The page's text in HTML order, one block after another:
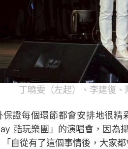
丁曉雯（左起）、李建復、
保證每個環節都會安排地很
酷玩樂團」的演唱會，因
自從有了這個事情後，大家